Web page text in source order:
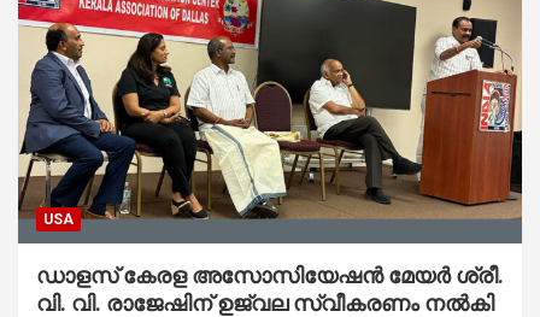
USA
ഡാളസ് കേരള അസോസിയേഷൻ മേയർ ശ്രീ.
വി. വി. രാജേഷിന് ഉജ്വല സ്വീകരണം നൽകി